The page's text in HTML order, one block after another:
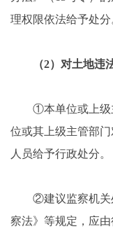
理权限依法给予处分
（2）对土地违法
①本单位或上级主
位或其上级主管部
人员给予行政处分。
②建议监察机关处
察法》等规定，应